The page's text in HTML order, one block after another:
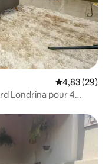
Note
4,83 (29)
Londrina pour 4